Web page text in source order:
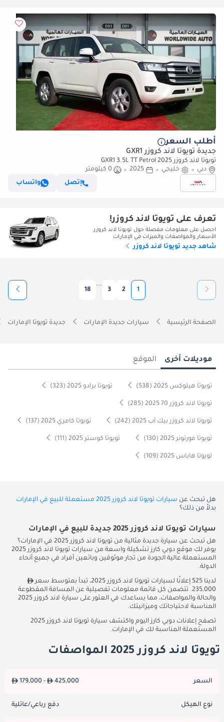
أطلب السعر
جديدة تويوتا لاند كروزر GXR1
تويوتا لاند كروزر GXR1 3.5L TT Petrol 2025
دبي
خليجي 2025
0 كيلومتر
إتصل
واتساب
تعرف على تويوتا لاند كروزر!
احصل على معلومات مفصلة حول تويوتا لاند كروزر
الأسعار والمواصفات والميزات في الإمارات
شاهد جديد تويوتا لاند كروزر
1
2
3
...
18
الصفحة الرئيسية سيارات جديدة الإمارات جديدة تويوتا الإمارات
موديلات أخرى الموقع
تويوتا هيلوكس 2025 (538) تويوتا برادو 2025 (323)
تويوتا لاند كروزر 70 2025 (285)
تويوتا لاند كروزر بيك آب 2025 (242) تويوتا كامري 2025 (137)
تويوتا فورتونر 2025 (130) تويوتا كوستر 2025 (111)
تويوتا هاياس 2025 (109)
هل تبحث عن سيارات تويوتا لاند كروزر 2025 مستعملة للبيع في الإمارات
بدلاً من ذلك؟
سيارات تويوتا لاند كروزر 2025 جديدة للبيع في الإمارات
هل تبحث عن سيارة جديدة مثالية من تويوتا لاند كروزر 2025 في الإمارات؟
يوفر لك موقع دوبي كارز تشكيلة واسعة من سيارات تويوتا لاند كروزر 2025
المستعملة عالية الجودة من تجار موثوقين وبائعين أفراد في جميع أنحاء
الدولة.
لدينا 525 إعلانًا لسيارات تويوتا لاند كروزر 2025، تبدأ بمتوسط سعر
235,000. تتضمن كل قائمة معلومات تفصيلية عن المسافة المقطوعة
والحالة والمواصفات، مما يساعدك في العثور على سيارة لاند كروزر 2025
المناسبة لاحتياجاتك وميزانيتك.
تصفح إعلانات دوبي كارز اليوم واكتشف سيارة تويوتا لاند كروزر 2025
المستعملة المناسبة لك في الإمارات.
تويوتا لاند كروزر 2025 المواصفات
السعر 179,000 - 425,000
نوع الهيكل دفع رباعي/عائلية